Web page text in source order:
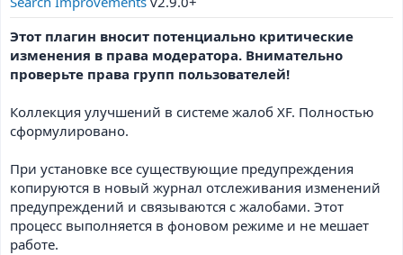
Этот плагин вносит потенциально критические
изменения в права модератора. Внимательно
проверьте права групп пользователей!
Коллекция улучшений в системе жалоб XF. Полностью
сформулировано.
При установке все существующие предупреждения
копируются в новый журнал отслеживания изменений
предупреждений и связываются с жалобами. Этот
процесс выполняется в фоновом режиме и не мешает
работе.